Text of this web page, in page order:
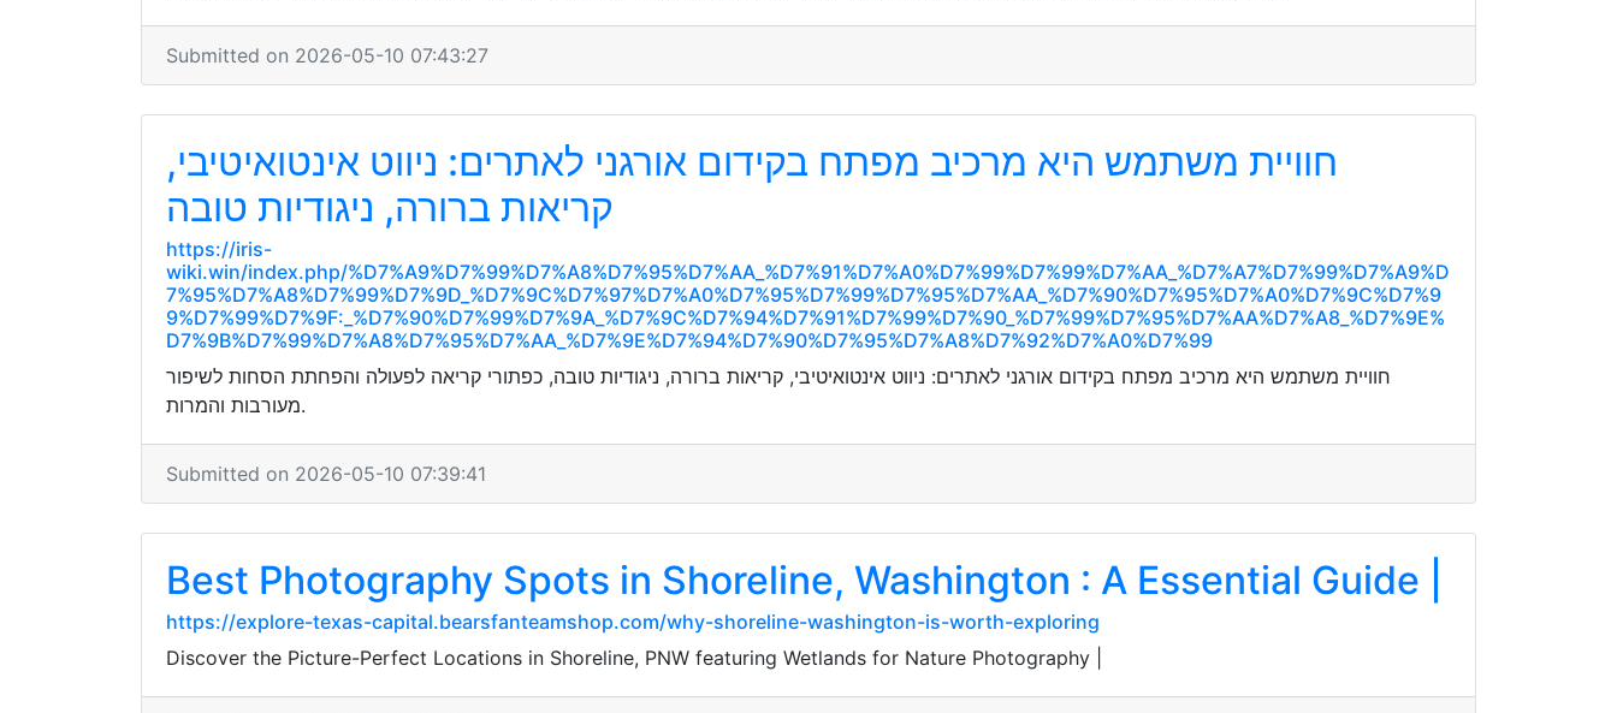
Submitted on 2026-05-10 07:43:27
חוויית משתמש היא מרכיב מפתח בקידום אורגני לאתרים: ניווט אינטואיטיבי,
קריאות ברורה, ניגודיות טובה
https://iris-
wiki.win/index.php/%D7%A9%D7%99%D7%A8%D7%95%D7%AA_%D7%91%D7%A0%D7%99%D7%99%D7%AA_%D7%A7%D7%99%D7%A9%D
7%95%D7%A8%D7%99%D7%9D_%D7%9C%D7%97%D7%A0%D7%95%D7%99%D7%95%D7%AA_%D7%90%D7%95%D7%A0%D7%9C%D7%9
9%D7%99%D7%9F:_%D7%90%D7%99%D7%9A_%D7%9C%D7%94%D7%91%D7%99%D7%90_%D7%99%D7%95%D7%AA%D7%A8_%D7%9E%
D7%9B%D7%99%D7%A8%D7%95%D7%AA_%D7%9E%D7%94%D7%90%D7%95%D7%A8%D7%92%D7%A0%D7%99
חוויית משתמש היא מרכיב מפתח בקידום אורגני לאתרים: ניווט אינטואיטיבי, קריאות ברורה, ניגודיות טובה, כפתורי קריאה לפעולה והפחתת הסחות לשיפור
מעורבות והמרות.
Submitted on 2026-05-10 07:39:41
Best Photography Spots in Shoreline, Washington : A Essential Guide |
https://explore-texas-capital.bearsfanteamshop.com/why-shoreline-washington-is-worth-exploring
Discover the Picture-Perfect Locations in Shoreline, PNW featuring Wetlands for Nature Photography |